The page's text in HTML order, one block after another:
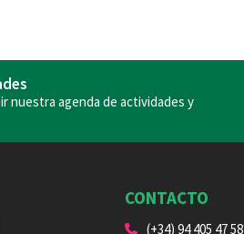
nuestra agenda de actividades y
CONTACTO
(+34) 94 405 47 58